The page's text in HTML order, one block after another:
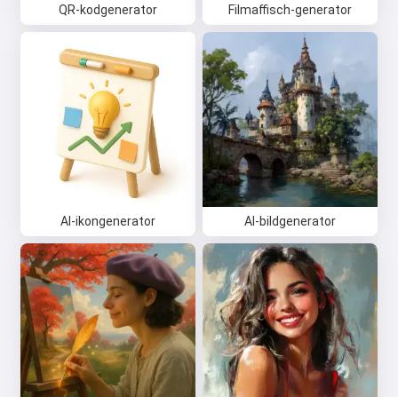
QR-kodgenerator Filmaffisch-generator
AI-ikongenerator AI-bildgenerator